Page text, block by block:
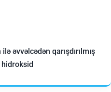
əvvəlcədən qarışdırılmış